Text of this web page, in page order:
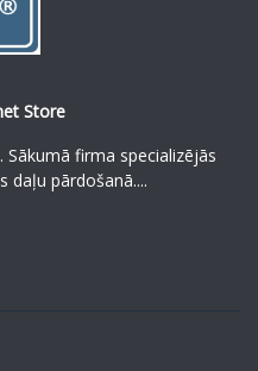
Store
firma specializējās
daļu pārdošanā....